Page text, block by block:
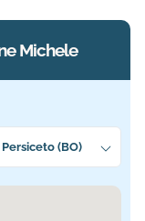
Michele
(BO)